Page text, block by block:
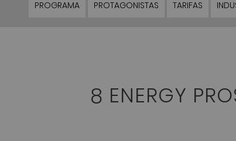
PROGRAMA PROTAGONISTAS TARIFAS
8 ENERGY